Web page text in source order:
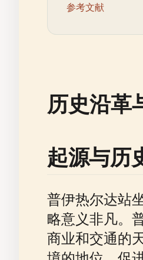
参考文献
历史沿革
起源与历
普伊热尔达站
略意义非凡。
商业和交通的